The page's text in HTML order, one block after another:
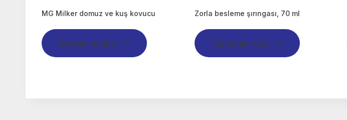
MG Milker domuz ve kuş kovucu
Devamını oku
Zorla besleme şırıngası, 70 ml
Devamını oku